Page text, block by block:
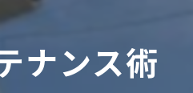
ナンス術